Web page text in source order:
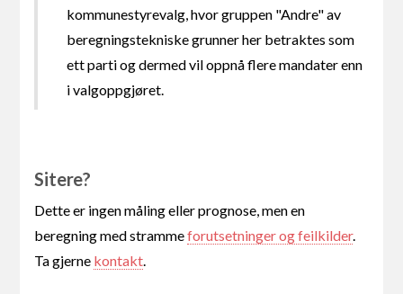
kommunestyrevalg, hvor gruppen "Andre" av
beregningstekniske grunner her betraktes som
ett parti og dermed vil oppnå flere mandater enn
i valgoppgjøret.
Sitere?
Dette er ingen måling eller prognose, men en
beregning med strammeforutsetninger og feilkilder.
Ta gjerne kontakt.